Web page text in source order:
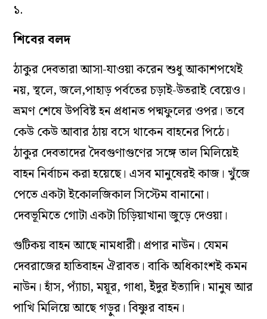
১.
শিবের বলদ
ঠাকুর দেবতারা আসা-যাওয়া করেন শুধু আকাশপথেই
নয়, স্থলে, জলে,পাহাড় পর্বতের চড়াই-উতরাই বেয়েও।
ভ্রমণ শেষে উপবিষ্ট হন প্রধানত পদ্মফুলের ওপর। তবে
কেউ কেউ আবার ঠায় বসে থাকেন বাহনের পিঠে।
ঠাকুর দেবতাদের দৈবগুণাগুণের সঙ্গে তাল মিলিয়েই
বাহন নির্বাচন করা হয়েছে। এসব মানুষেরই কাজ। খুঁজে
পেতে একটা ইকোলজিকাল সিস্টেম বানানো।
দেবভূমিতে গোটা একটা চিড়িয়াখানা জুড়ে দেওয়া।
গুটিকয় বাহন আছে নামধারী। প্রপার নাউন। যেমন
দেবরাজের হাতিবাহন ঐরাবত। বাকি অধিকাংশই কমন
নাউন। হাঁস, প্যাঁচা, ময়ূর, গাধা, ইঁদুর ইত্যাদি। মানুষ আর
পাখি মিলিয়ে আছে গড়ুর। বিষ্ণুর বাহন।